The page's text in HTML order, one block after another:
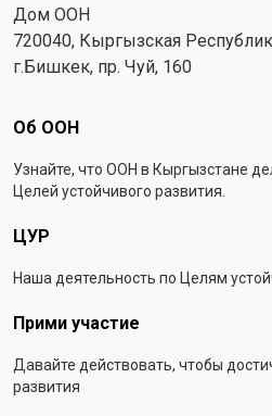
Дом ООН
720040, Кыргызская
г.Бишкек, пр. Чуй, 160
Footer menu
Об ООН
Узнайте, что ООН в Кыргызстанe
Целей устойчивого развития.
ЦУР
Наша деятельность по Целям
Прими участие
Давайте действовать, чтобы
развития